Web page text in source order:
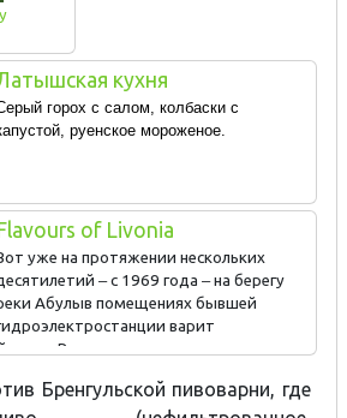
кухня
горох с салом, колбаски с
руенское мороженое.
Flavours of Livonia
уже на протяжении нескольких
‒ с 1969 года ‒ на берегу
Абулыв помещениях бывшей
варит
В ухоженном саду при
светлое и темное пиво
Бренгульской пивоварни, где